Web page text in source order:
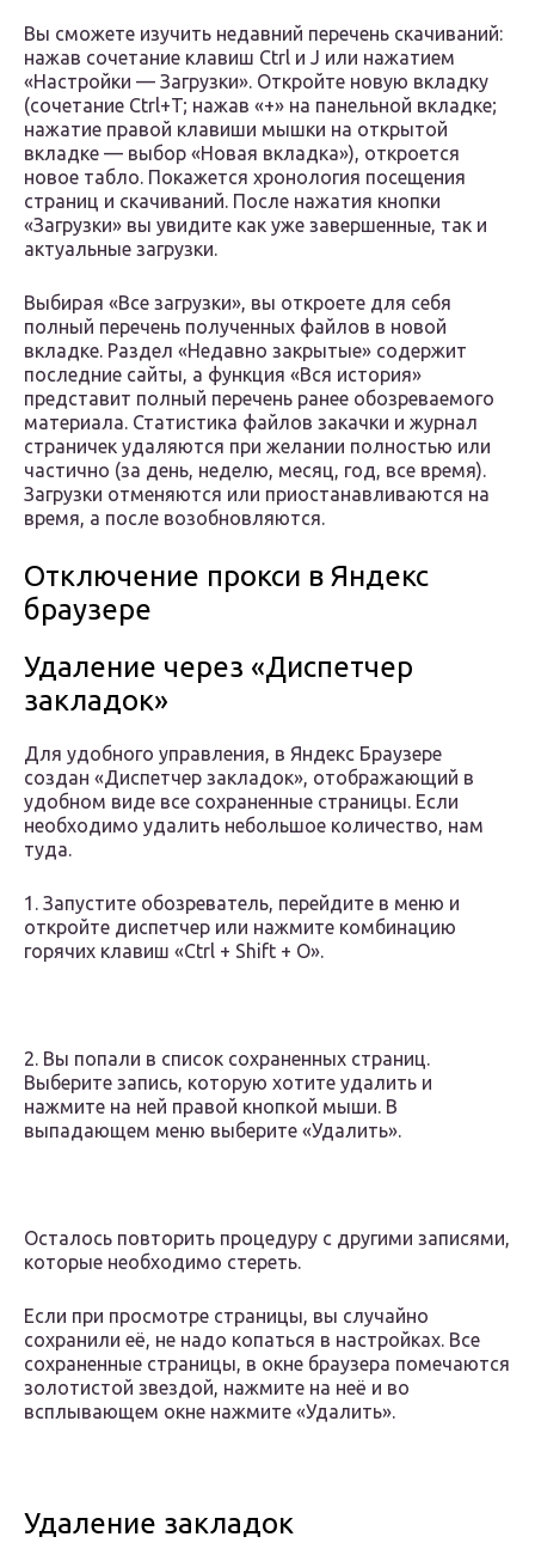
Вы сможете изучить недавний перечень скачиваний:
нажав сочетание клавиш Ctrl и J или нажатием
«Настройки — Загрузки». Откройте новую вкладку
(сочетание Ctrl+T; нажав «+» на панельной вкладке;
нажатие правой клавиши мышки на открытой
вкладке — выбор «Новая вкладка»), откроется
новое табло. Покажется хронология посещения
страниц и скачиваний. После нажатия кнопки
«Загрузки» вы увидите как уже завершенные, так и
актуальные загрузки.
Выбирая «Все загрузки», вы откроете для себя
полный перечень полученных файлов в новой
вкладке. Раздел «Недавно закрытые» содержит
последние сайты, а функция «Вся история»
представит полный перечень ранее обозреваемого
материала. Статистика файлов закачки и журнал
страничек удаляются при желании полностью или
частично (за день, неделю, месяц, год, все время).
Загрузки отменяются или приостанавливаются на
время, а после возобновляются.
Отключение прокси в Яндекс
браузере
Удаление через «Диспетчер
закладок»
Для удобного управления, в Яндекс Браузере
создан «Диспетчер закладок», отображающий в
удобном виде все сохраненные страницы. Если
необходимо удалить небольшое количество, нам
туда.
1. Запустите обозреватель, перейдите в меню и
откройте диспетчер или нажмите комбинацию
горячих клавиш «Ctrl + Shift + O».
2. Вы попали в список сохраненных страниц.
Выберите запись, которую хотите удалить и
нажмите на ней правой кнопкой мыши. В
выпадающем меню выберите «Удалить».
Осталось повторить процедуру с другими записями,
которые необходимо стереть.
Если при просмотре страницы, вы случайно
сохранили её, не надо копаться в настройках. Все
сохраненные страницы, в окне браузера помечаются
золотистой звездой, нажмите на неё и во
всплывающем окне нажмите «Удалить».
Удаление закладок